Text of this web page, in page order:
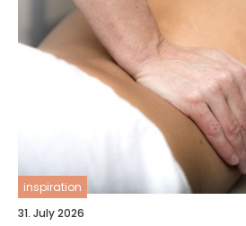
inspiration
31. July 2026